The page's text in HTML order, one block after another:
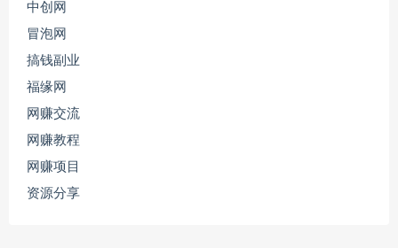
中创网
冒泡网
搞钱副业
福缘网
网赚交流
网赚教程
网赚项目
资源分享